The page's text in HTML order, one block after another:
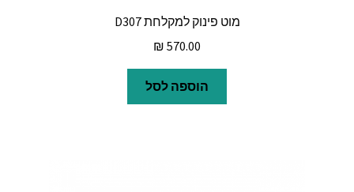
מוט פינוק למקלחת D307
₪ 570.00
הוספה לסל